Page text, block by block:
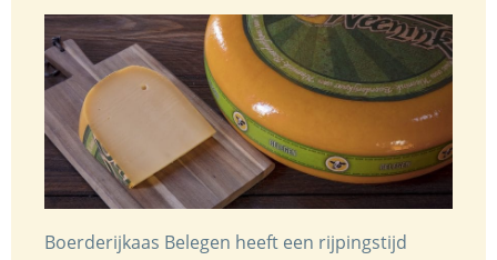
Boerderijkaas Belegen heeft een rijpingstijd